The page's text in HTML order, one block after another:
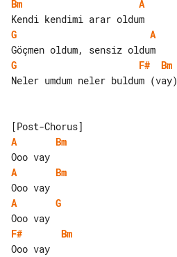
Bm
A
G
A
G
F#
Bm
Neler umdum neler buldum (vay)
A
Bm
A
Bm
A
G
F#
Bm
Ooo vay